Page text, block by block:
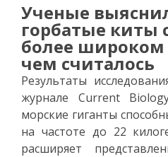
Ученые
горбатые киты
более широком
чем считалось
Результаты
журнале Current
морские гиганты
на частоте до 22
расширяет